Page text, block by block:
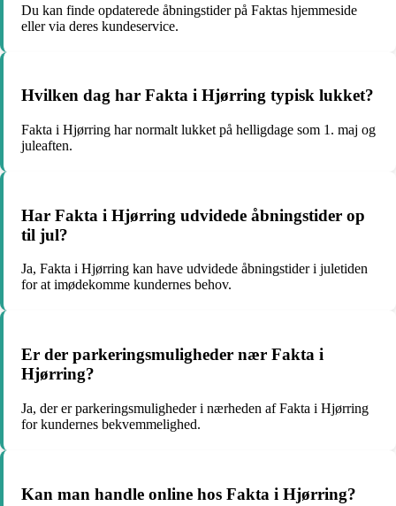
Du kan finde opdaterede åbningstider på Faktas hjemmeside
eller via deres kundeservice.
Hvilken dag har Fakta i Hjørring typisk lukket?
Fakta i Hjørring har normalt lukket på helligdage som 1. maj og
juleaften.
Har Fakta i Hjørring udvidede åbningstider op
til jul?
Ja, Fakta i Hjørring kan have udvidede åbningstider i juletiden
for at imødekomme kundernes behov.
Er der parkeringsmuligheder nær Fakta i
Hjørring?
Ja, der er parkeringsmuligheder i nærheden af Fakta i Hjørring
for kundernes bekvemmelighed.
Kan man handle online hos Fakta i Hjørring?